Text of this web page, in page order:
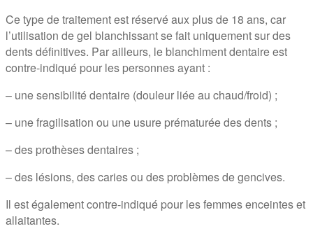
Ce type de traitement est réservé aux plus de 18 ans, car
l’utilisation de gel blanchissant se fait uniquement sur des
dents définitives. Par ailleurs, le blanchiment dentaire est
contre-indiqué pour les personnes ayant :
– une sensibilité dentaire (douleur liée au chaud/froid) ;
– une fragilisation ou une usure prématurée des dents ;
– des prothèses dentaires ;
– des lésions, des caries ou des problèmes de gencives.
Il est également contre-indiqué pour les femmes enceintes et
allaitantes.